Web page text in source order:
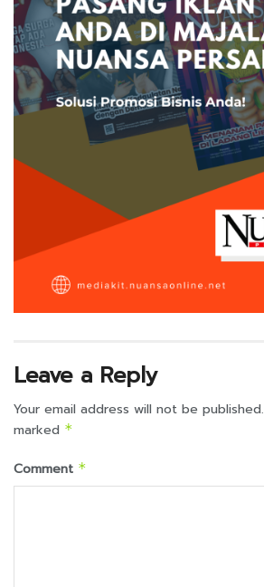
Leave a Reply
Your email address will not be published.
marked *
Comment *